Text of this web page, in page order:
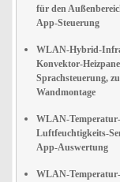
für den
App-Steuerung
WLAN-Hybrid-
Konvektor-
Sprachsteuerung,
Wandmontage
WLAN-
Luftfeuchtigkeits-
App-Auswertung
WLAN-